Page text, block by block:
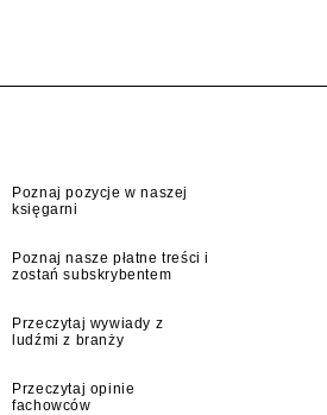
Poznaj pozycje w naszej
księgarni
Poznaj nasze płatne treści i
zostań subskrybentem
Przeczytaj wywiady z
ludźmi z branży
Przeczytaj opinie
fachowców